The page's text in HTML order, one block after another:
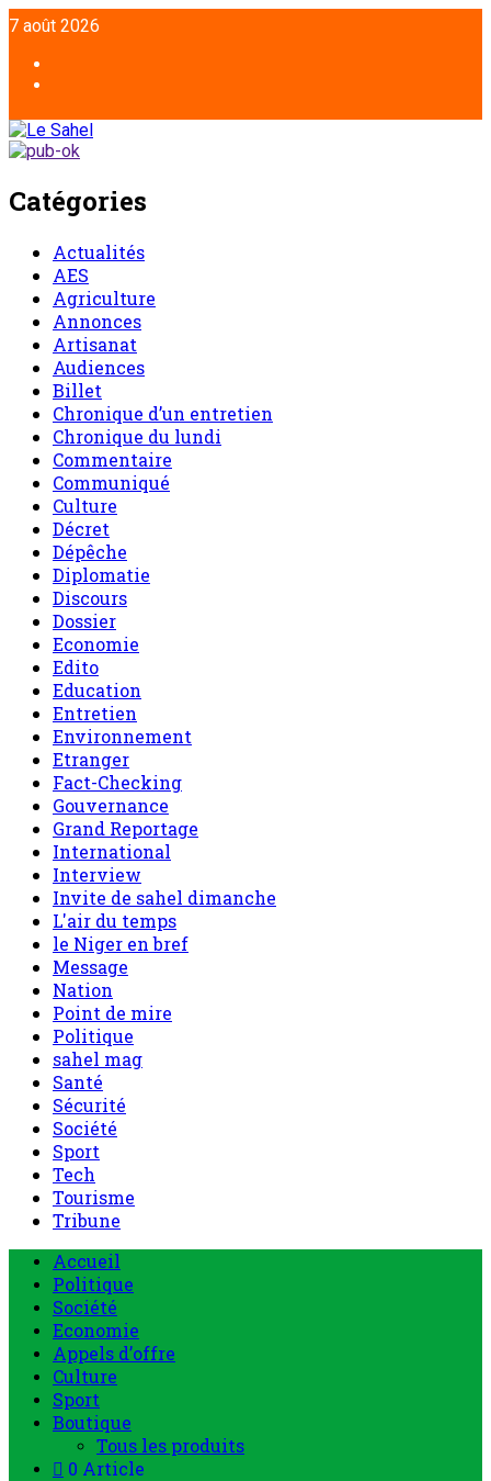
7 août 2026
Catégories
Actualités
AES
Agriculture
Annonces
Artisanat
Audiences
Billet
Chronique d’un entretien
Chronique du lundi
Commentaire
Communiqué
Culture
Décret
Dépêche
Diplomatie
Discours
Dossier
Economie
Edito
Education
Entretien
Environnement
Etranger
Fact-Checking
Gouvernance
Grand Reportage
International
Interview
Invite de sahel dimanche
L'air du temps
le Niger en bref
Message
Nation
Point de mire
Politique
sahel mag
Santé
Sécurité
Société
Sport
Tech
Tourisme
Tribune
Accueil
Politique
Société
Economie
Appels d’offre
Culture
Sport
Boutique
Tous les produits
0 Article